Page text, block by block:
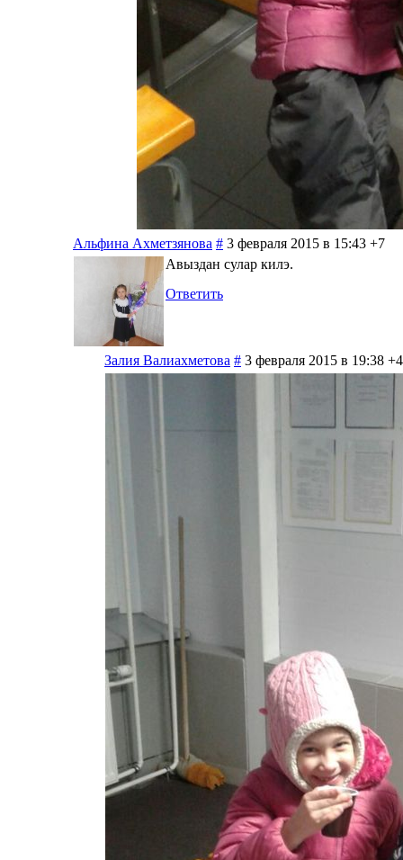
Альфина Ахметзянова # 3 февраля 2015 в 15:43 +7
Авыздан сулар килэ.
Ответить
Залия Валиахметова # 3 февраля 2015 в 19:38